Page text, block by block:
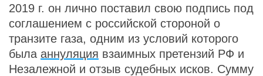
2019 г. он лично поставил свою подпись под
соглашением с российской стороной о
транзите газа, одним из условий которого
была аннуляция взаимных претензий РФ и
Незалежной и отзыв судебных исков. Сумму